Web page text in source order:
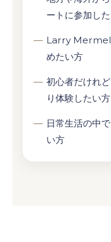
ートに参加し
Larry
めたい方
初心者だけれ
り体験したい方
日常生活の中
い方